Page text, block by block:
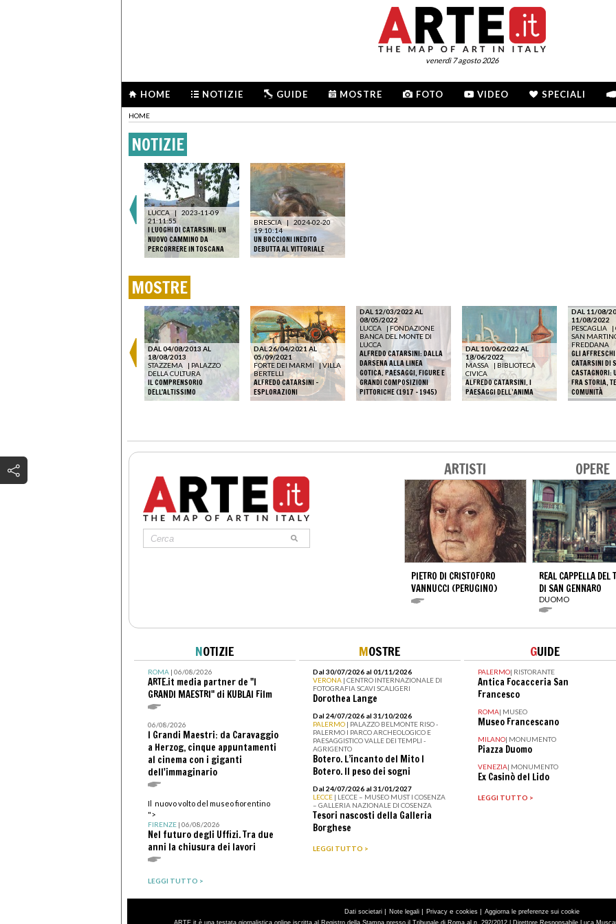
venerdì 7 agosto 2026
HOME NOTIZIE GUIDE MOSTRE FOTO VIDEO SPECIALI
HOME
NOTIZIE
LUCCA | 2023-11-09
21:11:55
I LUOGHI DI CATARSINI: UN
NUOVO CAMMINO DA
PERCORRERE IN TOSCANA
BRESCIA |
2024-02-20
19:10:14
UN BOCCIONI INEDITO
DEBUTTA AL VITTORIALE
MOSTRE
DAL 04/08/2013 AL
18/08/2013
STAZZEMA
| PALAZZO
DELLA CULTURA
IL COMPRENSORIO
DELL'ALTISSIMO
DAL 26/04/2021 AL
05/09/2021
FORTE DEI MARMI |VILLA
BERTELLI
ALFREDO CATARSINI -
ESPLORAZIONI
DAL 12/03/2022 AL
08/05/2022
LUCCA
| FONDAZIONE
BANCA DEL MONTE DI
LUCCA
ALFREDO CATARSINI: DALLA
DARSENA ALLA LINEA
GOTICA. PAESAGGI, FIGURE E
GRANDI COMPOSIZIONI
PITTORICHE (1917 – 1945)
DAL 10/06/2022 AL
18/06/2022
MASSA
| BIBLIOTECA
CIVICA
ALFREDO CATARSINI. I
PAESAGGI DELL’ANIMA
DAL 11/08/
11/08/2022
PESCAGLIA
|
SAN
FREDDANA
GLI
CATARSINI DI
CASTAGNORI:
FRA STORIA,
COMUNITÀ
ARTISTI
PIETRO DI CRISTOFORO
VANNUCCI (PERUGINO)
OPERE
REAL CAPPELLA DEL
DI SAN GENNARO
DUOMO
NOTIZIE
ROMA| 06/08/2026
ARTE.it media partner de "I
GRANDI MAESTRI" di KUBLAI Film
06/08/2026
I Grandi Maestri: da Caravaggio
a Herzog, cinque appuntamenti
al cinema con i giganti
dell'immaginario
Il nuovo volto del museo fiorentino
">
FIRENZE| 06/08/2026
Nel futuro degli Uffizi. Tra due
anni la chiusura dei lavori
LEGGI TUTTO >
MOSTRE
Dal 30/07/2026 al 01/11/2026
VERONA | CENTRO INTERNAZIONALE DI
FOTOGRAFIA SCAVI SCALIGERI
Dorothea Lange
Dal 24/07/2026 al 31/10/2026
PALERMO | PALAZZO BELMONTE RISO -
PALERMO I PARCO ARCHEOLOGICO E
PAESAGGISTICO VALLE DEI TEMPLI -
AGRIGENTO
Botero. L’incanto del Mito I
Botero. Il peso dei sogni
Dal 24/07/2026 al 31/01/2027
LECCE | LECCE – MUSEO MUST I COSENZA
– GALLERIA NAZIONALE DI COSENZA
Tesori nascosti della Galleria
Borghese
LEGGI TUTTO >
GUIDE
PALERMO| RISTORANTE
Antica Focacceria San
Francesco
ROMA| MUSEO
Museo Francescano
MILANO| MONUMENTO
Piazza Duomo
VENEZIA| MONUMENTO
Ex Casinò del Lido
LEGGI TUTTO >
Dati societari | Note legali | Privacy e cookies | Aggiorna le preferenze sui cookie